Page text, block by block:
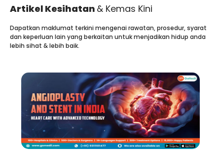
Artikel Kesihatan & Kemas Kini
Dapatkan maklumat terkini mengenai rawatan, prosedur, syarat
dan keperluan lain yang berkaitan untuk menjadikan hidup anda
lebih sihat & lebih baik.